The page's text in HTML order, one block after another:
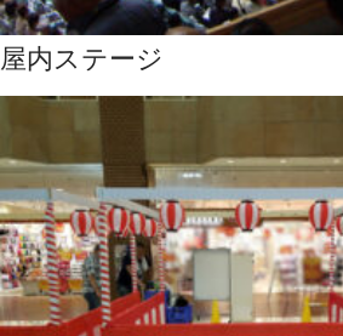
屋内ステージ